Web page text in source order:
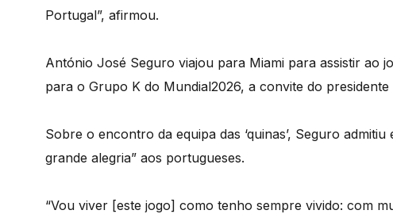
Portugal”, afirmou.
António José Seguro viajou para Miami para assistir ao
para o Grupo K do Mundial2026, a convite do
Sobre o encontro da equipa das ‘quinas’, Seguro
grande alegria” aos portugueses.
“Vou viver [este jogo] como tenho sempre vivido: com